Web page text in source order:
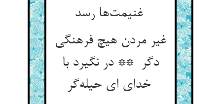
غنیمت‌ها رسد
غیر مردن هیچ فرهنگی
دگر ** در نگیرد با
خدای ای حیله‌گر